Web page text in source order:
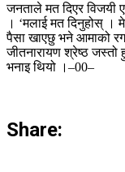
जनताले मत दिएर विजयी
। ‘मलाई मत दिनुहोस् ।
पैसा खाएछु भने आमाको
जीतनारायण श्रेष्ठ जस्तो
भनाइ थियो ।–00–
Share: